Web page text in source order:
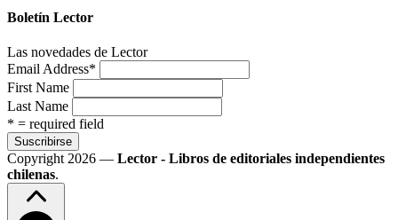
Boletín Lector
Las novedades de Lector
Email Address*
First Name
Last Name
* = required field
Copyright 2026 — Lector - Libros de editoriales independientes
chilenas.